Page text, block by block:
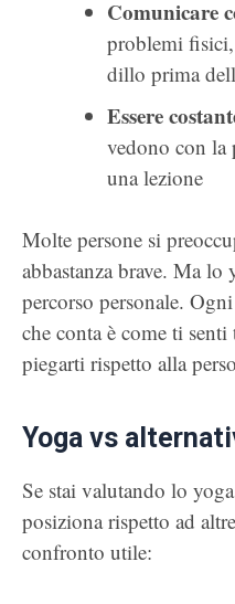
Comunicare
problemi
dillo prima
Essere
vedono con la
una lezione
Molte persone si
abbastanza brave. Ma lo
percorso personale.
che conta è come ti
piegarti rispetto alla
Yoga vs
Se stai valutando lo
posiziona rispetto ad
confronto utile: